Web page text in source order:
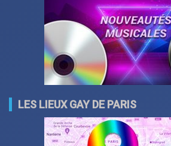
LES LIEUX GAY DE PARIS